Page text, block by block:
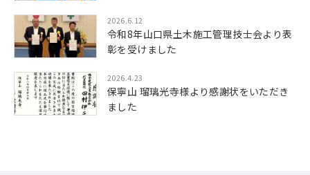
2026.6.12
令和8年山口県土木施工管理技士会より表
彰を受けました
2026.4.23
保寧山 瑠璃光寺様より感謝状をいただき
ました